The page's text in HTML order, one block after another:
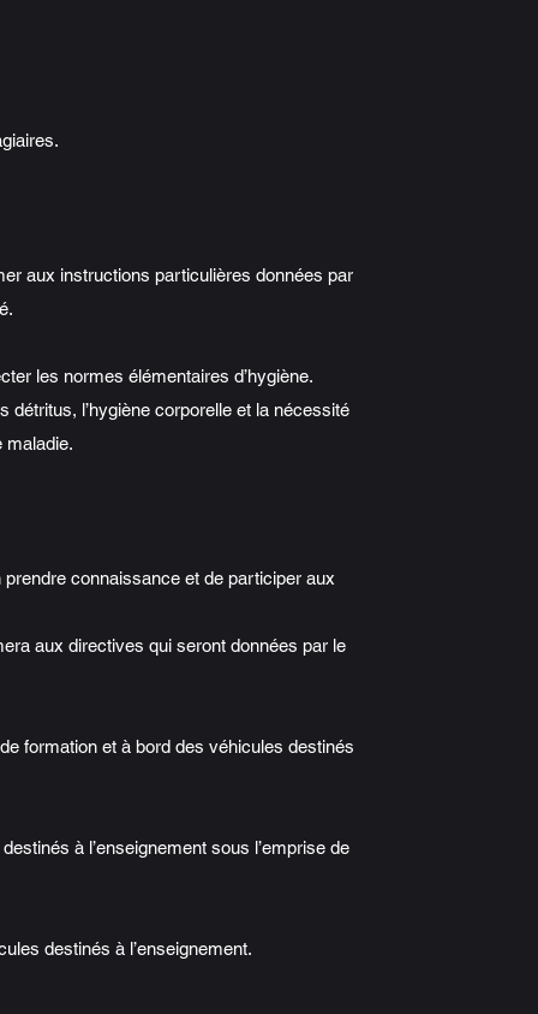
aux instructions particulières données par
les normes élémentaires d’hygiène.
détritus, l’hygiène corporelle et la nécessité
maladie.
connaissance et de participer aux
aux directives qui seront données par le
formation et à bord des véhicules destinés
à l’enseignement sous l’emprise de
destinés à l’enseignement.